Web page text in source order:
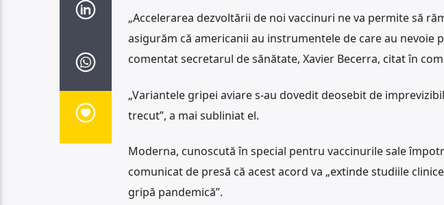
„Accelerarea dezvoltării de noi vaccinuri ne va permite să
asigurăm că americanii au instrumentele de care au nevoie
comentat secretarul de sănătate, Xavier Becerra, citat în
„Variantele gripei aviare s-au dovedit deosebit de
trecut”, a mai subliniat el.
Moderna, cunoscută în special pentru vaccinurile sale
comunicat de presă că acest acord va „extinde studiile
gripă pandemică”.